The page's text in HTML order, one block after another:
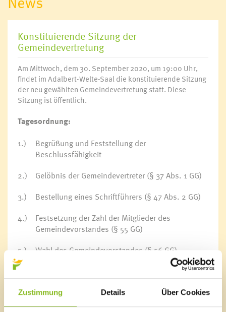
Zustimmung Details Über Cookies
Konstituierende Sitzung der
Gemeindevertretung
Am Mittwoch, dem 30. September 2020, um 19:00 Uhr,
findet im Adalbert-Welte-Saal die konstituierende Sitzung
der neu gewählten Gemeindevertretung statt. Diese
Sitzung ist öffentlich.
Tagesordnung:
1.)
Begrüßung und Feststellung der
Beschlussfähigkeit
2.)
Gelöbnis der Gemeindevertreter (§ 37 Abs. 1 GG)
3.)
Bestellung eines Schriftführers (§ 47 Abs. 2 GG)
4.)
Festsetzung der Zahl der Mitglieder des
Gemeindevorstandes (§ 55 GG)
5.)
Wahl des Gemeindevorstandes (§ 56 GG)
Wahl des Vizebürgermeisters (§ 62 Abs. 1 GG)
7.)
Verabschiedung von Gemeindemandataren der
letzten Periode